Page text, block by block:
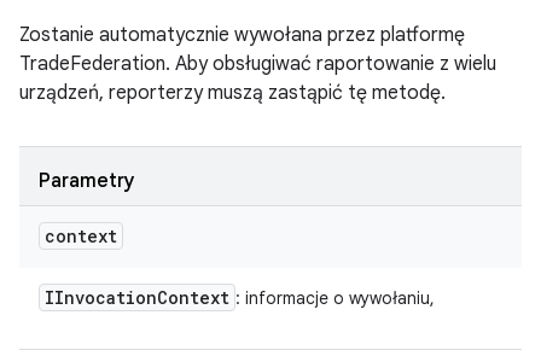
Zostanie automatycznie wywołana przez platformę
TradeFederation. Aby obsługiwać raportowanie z wielu
urządzeń, reporterzy muszą zastąpić tę metodę.
Parametry
context
IInvocationContext : informacje o wywołaniu,